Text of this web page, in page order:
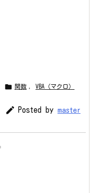
 関数 VBA（マクロ）
 Posted by master